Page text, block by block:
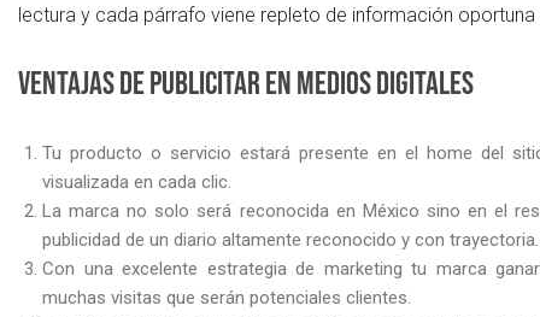
lectura y cada párrafo viene repleto de información oportuna
Ventajas de publicitar en medios digitales
Tu producto o servicio estará presente en el home del
visualizada en cada clic.
La marca no solo será reconocida en México sino en el
publicidad de un diario altamente reconocido y con trayectoria.
Con una excelente estrategia de marketing tu marca
muchas visitas que serán potenciales clientes.